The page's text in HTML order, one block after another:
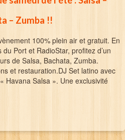
– Zumba !!
100% plein air et gratuit. En
Port et RadioStar, profitez d’un
de Salsa, Bachata, Zumba.
et restauration.DJ Set latino avec
Havana Salsa ». Une exclusivité